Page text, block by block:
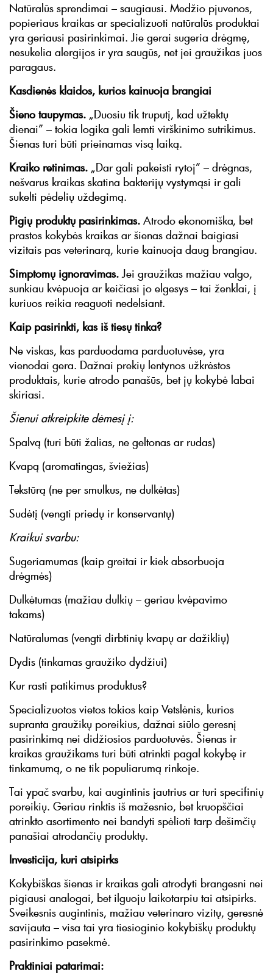
Natūralūs sprendimai – saugiausi. Medžio pjuvenos,
popieriaus kraikas ar specializuoti natūralūs produktai
yra geriausi pasirinkimai. Jie gerai sugeria drėgmę,
nesukelia alergijos ir yra saugūs, net jei graužikas juos
paragaus.
Kasdienės klaidos, kurios kainuoja brangiai
Šieno taupymas. „Duosiu tik truputį, kad užtektų
dienai” – tokia logika gali lemti virškinimo sutrikimus.
Šienas turi būti prieinamas visą laiką.
Kraiko retinimas. „Dar gali pakeisti rytoj” – drėgnas,
nešvarus kraikas skatina bakterijų vystymąsi ir gali
sukelti pėdelių uždegimą.
Pigių produktų pasirinkimas. Atrodo ekonomiška, bet
prastos kokybės kraikas ar šienas dažnai baigiasi
vizitais pas veterinarą, kurie kainuoja daug brangiau.
Simptomų ignoravimas.Jei graužikas mažiau valgo,
sunkiau kvėpuoja ar keičiasi jo elgesys – tai ženklai, į
kuriuos reikia reaguoti nedelsiant.
Kaip pasirinkti, kas iš tiesų tinka?
Ne viskas, kas parduodama parduotuvėse, yra
vienodai gera. Dažnai prekių lentynos užkrėstos
produktais, kurie atrodo panašūs, bet jų kokybė labai
skiriasi.
Šienui atkreipkite dėmesį į:
Spalvą (turi būti žalias, ne geltonas ar rudas)
Kvapą (aromatingas, šviežias)
Tekstūrą (ne per smulkus, ne dulkėtas)
Sudėtį (vengti priedų ir konservantų)
Kraikui svarbu:
Sugeriamumas (kaip greitai ir kiek absorbuoja
drėgmės)
Dulkėtumas (mažiau dulkių – geriau kvėpavimo
takams)
Natūralumas (vengti dirbtinių kvapų ar dažiklių)
Dydis (tinkamas graužiko dydžiui)
Kur rasti patikimus produktus?
Specializuotos vietos tokios kaip Vetslėnis, kurios
supranta graužikų poreikius, dažnai siūlo geresnį
pasirinkimą nei didžiosios parduotuvės. Šienas ir
kraikas graužikams turi būti atrinkti pagal kokybę ir
tinkamumą, o ne tik populiarumą rinkoje.
Tai ypač svarbu, kai augintinis jautrius ar turi specifinių
poreikių. Geriau rinktis iš mažesnio, bet kruopščiai
atrinkto asortimento nei bandyti spėlioti tarp dešimčių
panašiai atrodančių produktų.
Investicija, kuri atsipirks
Kokybiškas šienas ir kraikas gali atrodyti brangesni nei
pigiausi analogai, bet ilguoju laikotarpiu tai atsipirks.
Sveikesnis augintinis, mažiau veterinaro vizitų, geresnė
savijauta – visa tai yra tiesioginio kokybiškų produktų
pasirinkimo pasekmė.
Praktiniai patarimai: